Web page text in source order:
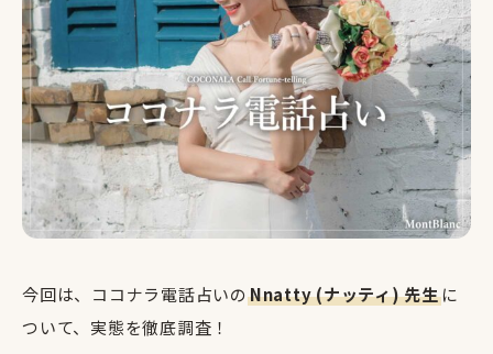
今回は、ココナラ電話占いのNnatty (ナッティ) 先生に
ついて、実態を徹底調査！